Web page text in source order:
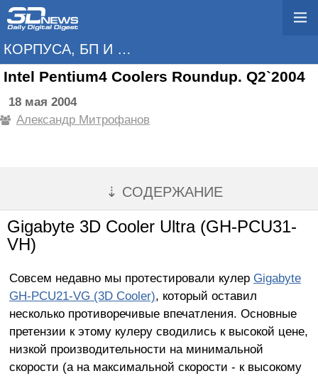
КОРПУСА, БП И ОХЛАЖДЕНИЕ
Intel Pentium4 Coolers Roundup. Q2`2004
18 мая 2004
Александр Митрофанов
⇣ СОДЕРЖАНИЕ
Gigabyte 3D Cooler Ultra (GH-PCU31-
VH)
Совсем недавно мы протестировали кулер Gigabyte
GH-PCU21-VG (3D Cooler), который оставил
несколько противоречивые впечатления. Основные
претензии к этому кулеру сводились к высокой цене,
низкой производительности на минимальной
скорости (а на максимальной скорости - к высокому